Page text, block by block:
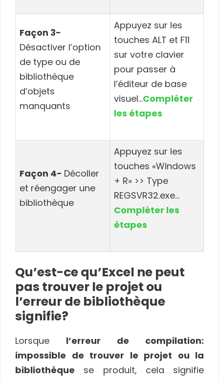
Façon 3-
Désactiver l’option
de type ou de
bibliothèque
d’objets
manquants
Appuyez sur les
touches ALT et F11
sur votre clavier
pour passer à
l’éditeur de base
visuel…Compléter
les étapes
Façon 4- Décoller
et réengager une
bibliothèque
Appuyez sur les
touches «Windows
+ R» >> Type
REGSVR32.exe…
Compléter les
étapes
Qu’est-ce qu’Excel ne peut
pas trouver le projet ou
l’erreur de bibliothèque
signifie?
Lorsque l’erreur de compilation:
impossible de trouver le projet ou la
bibliothèque se produit, cela signifie